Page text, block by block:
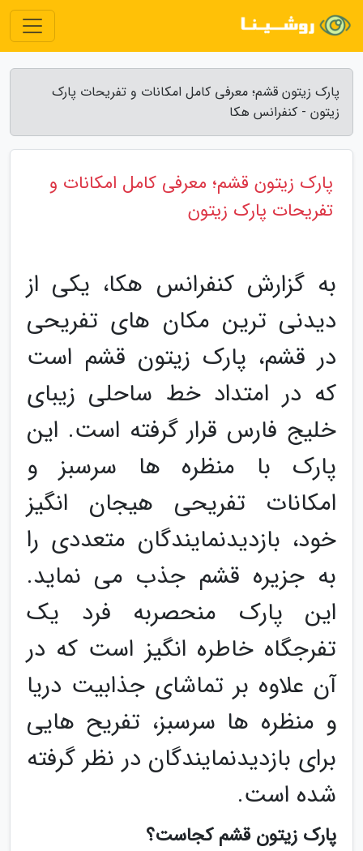
پارک زیتون قشم؛ معرفی کامل امکانات و تفریحات پارک
زیتون - کنفرانس هکا
پارک زیتون قشم؛ معرفی کامل امکانات و
تفریحات پارک زیتون
به گزارش کنفرانس هکا، یکی از
دیدنی ترین مکان های تفریحی
در قشم، پارک زیتون قشم است
که در امتداد خط ساحلی زیبای
خلیج فارس قرار گرفته است. این
پارک با منظره ها سرسبز و
امکانات تفریحی هیجان انگیز
خود، بازدیدنمایندگان متعددی را
به جزیره قشم جذب می نماید.
این پارک منحصربه فرد یک
تفرجگاه خاطره انگیز است که در
آن علاوه بر تماشای جذابیت دریا
و منظره ها سرسبز، تفریح هایی
برای بازدیدنمایندگان در نظر گرفته
شده است.
پارک زیتون قشم کجاست؟